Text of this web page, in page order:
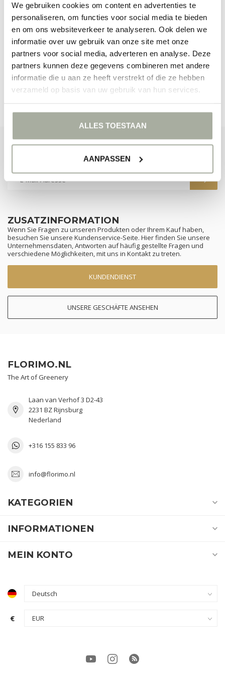
We gebruiken cookies om content en advertenties te
personaliseren, om functies voor social media te bieden
en om ons websiteverkeer te analyseren. Ook delen we
informatie over uw gebruik van onze site met onze
partners voor social media, adverteren en analyse. Deze
partners kunnen deze gegevens combineren met andere
informatie die u aan ze heeft verstrekt of die ze hebben
verzameld op basis van uw gebruik van hun services.
ALLES TOESTAAN
AANPASSEN
KEINE PRODUKTE GEFUNDEN!
WEITER EINKAUFEN
ZUSATZINFORMATION
Wenn Sie Fragen zu unseren Produkten oder Ihrem Kauf haben,
besuchen Sie unsere Kundenservice-Seite. Hier finden Sie unsere
Unternehmensdaten, Antworten auf häufig gestellte Fragen und
verschiedene Möglichkeiten, mit uns in Kontakt zu treten.
KUNDENDIENST
UNSERE GESCHÄFTE ANSEHEN
ABONNIEREN SIE UNSEREN NEWSLETTER
Bleibe auf dem Laufenden mit unseren Newsletter-Angeboten
FLORIMO.NL
The Art of Greenery
Laan van Verhof 3 D2-43
2231 BZ Rijnsburg
Nederland
+316 155 833 96
info@florimo.nl
KATEGORIEN
INFORMATIONEN
MEIN KONTO
€